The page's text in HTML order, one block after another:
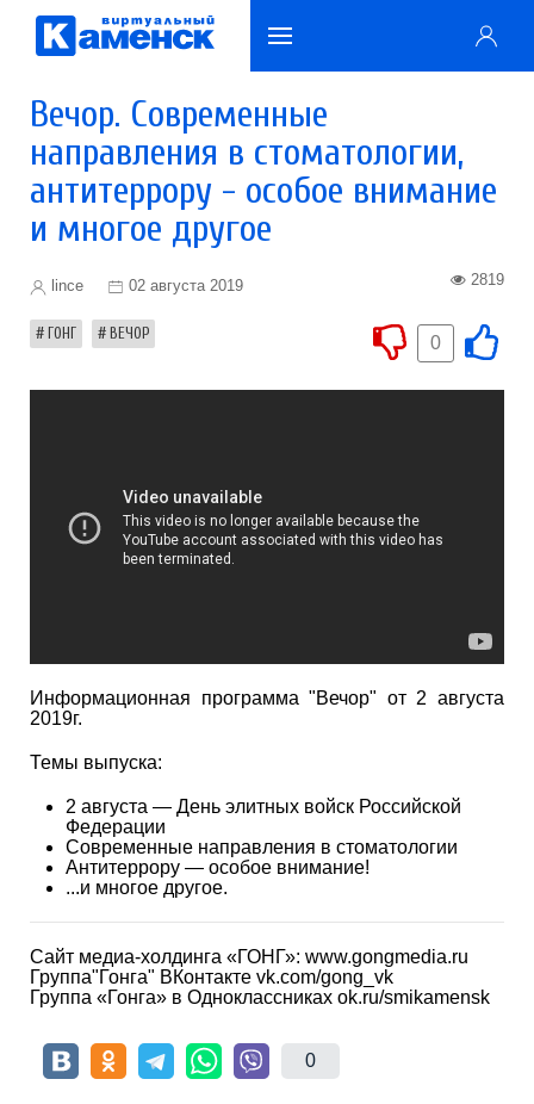
Вечор. Современные
направления в стоматологии,
антитеррору - особое внимание
и многое другое
lince 02 августа 2019 2819
ГОНГ ВЕЧОР 0
Информационная программа "Вечор" от 2 августа
2019г.
Темы выпуска:
2 августа — День элитных войск Российской
Федерации
Современные направления в стоматологии
Антитеррору — особое внимание!
...и многое другое.
Сайт медиа-холдинга «ГОНГ»: www.gongmedia.ru
Группа"Гонга" ВКонтакте vk.com/gong_vk
Группа «Гонга» в Одноклассниках ok.ru/smikamensk
0